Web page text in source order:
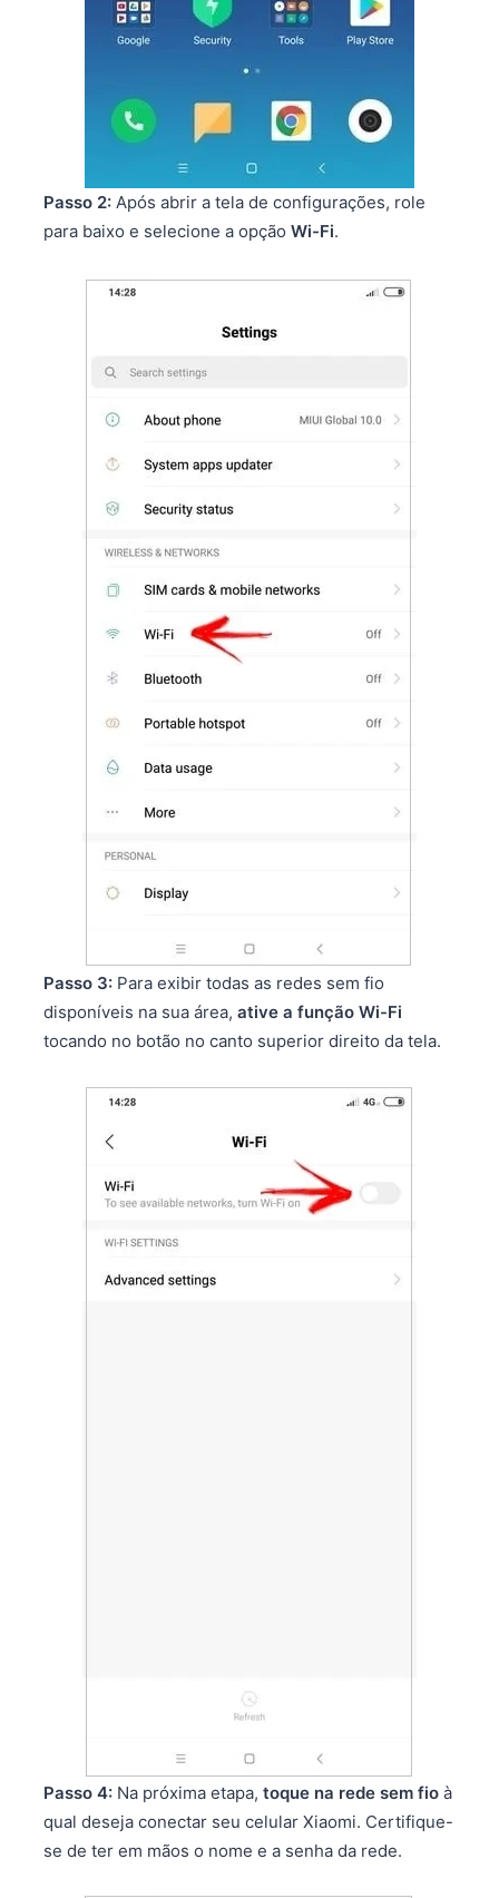
Passo 2: Após abrir a tela de configurações, role
para baixo e selecione a opção Wi-Fi.
Passo 3: Para exibir todas as redes sem fio
disponíveis na sua área, ative a função Wi-Fi
tocando no botão no canto superior direito da tela.
Passo 4: Na próxima etapa, toque na rede sem fio à
qual deseja conectar seu celular Xiaomi. Certifique-
se de ter em mãos o nome e a senha da rede.